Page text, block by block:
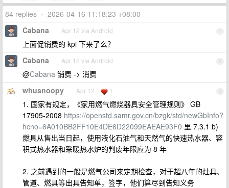
84 replies • 2026-04-16 11:18:23 +08:00
1
Cabana Apr 12 via Android
上面促销费的 kpi 下来了么？
2
Cabana Apr 12 via Android
@Cabana 销费 -> 消费
3
whusnoopy Apr 12 1
1. 国家有规定，《家用燃气燃烧器具安全管理规则》 GB
17905-2008 https://openstd.samr.gov.cn/bzgk/std/newGbInfo?
hcno=6A010BB2FF10E4DE6D22099EAEAE93F0 里 7.3.1 b)
燃具从售出当日起，使用液化石油气和天然气的快速热水器、容
积式热水器和采暖热水炉的判废年限应为 8 年
2. 之前遇到的一般是燃气公司来定期检查，对于超八年的灶具、
管道、燃具等出具告知单，签字，他们算尽到告知义务